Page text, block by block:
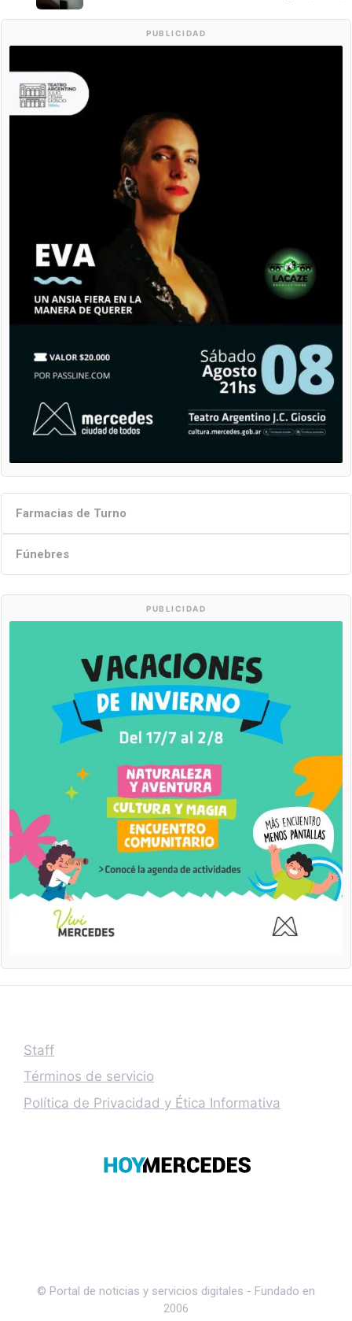
PUBLICIDAD
Farmacias de Turno
Fúnebres
PUBLICIDAD
Staff
Términos de servicio
Política de Privacidad y Ética Informativa
© Portal de noticias y servicios digitales - Fundado en
2006